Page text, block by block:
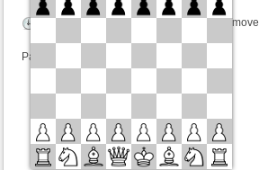
Speelduur: 5 minutes/side + 8 seconds/move
Partij telt mee voor de ranglijst